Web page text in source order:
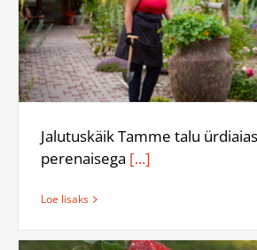
Jalutuskäik Tamme talu
perenaisega [...]
Loe lisaks